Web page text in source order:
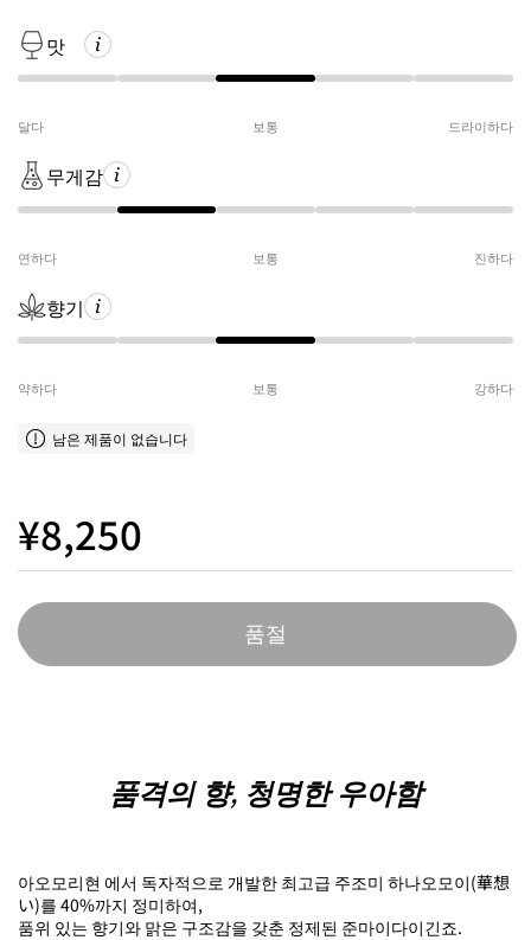
맛
달다 보통 드라이하다
무게감
연하다 보통 진하다
향기
약하다 보통 강하다
남은 제품이 없습니다
¥8,250
품절
품격의 향, 청명한 우아함
아오모리현 에서 독자적으로 개발한 최고급 주조미 하나오모이(華想
い)를 40%까지 정미하여,
품위 있는 향기와 맑은 구조감을 갖춘 정제된 준마이다이긴죠.